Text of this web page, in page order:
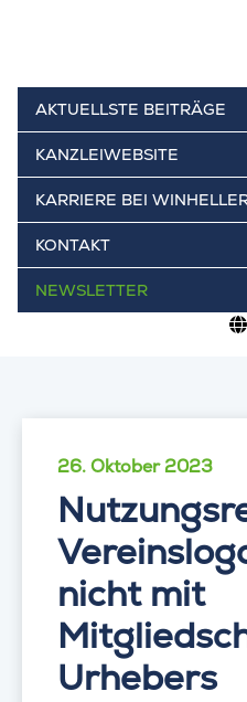
AKTUELLSTE BEITRÄGE
KANZLEIWEBSITE
KARRIERE BEI
KONTAKT
NEWSLETTER
26. Oktober 2023
nicht mit
Urhebers